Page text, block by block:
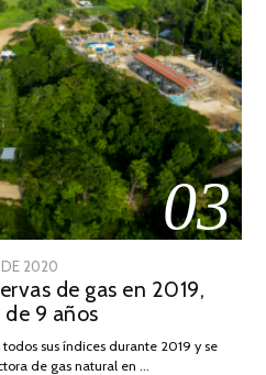
03
DE 2020
DE
JULIO
2025
de gas en 2019,
9 años
sus índices durante 2019 y se
de gas natural en …